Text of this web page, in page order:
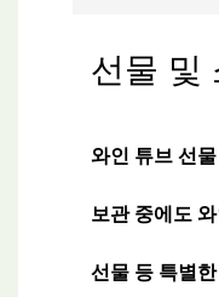
선물 및
와인 튜브 선
보관 중에도
선물 등 특별